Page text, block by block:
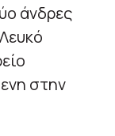
άνδρες
στην